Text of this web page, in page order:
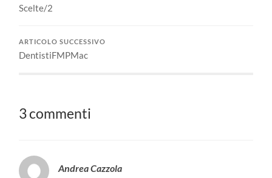
Scelte/2
ARTICOLO SUCCESSIVO
DentistiFMPMac
3 commenti
Andrea Cazzola